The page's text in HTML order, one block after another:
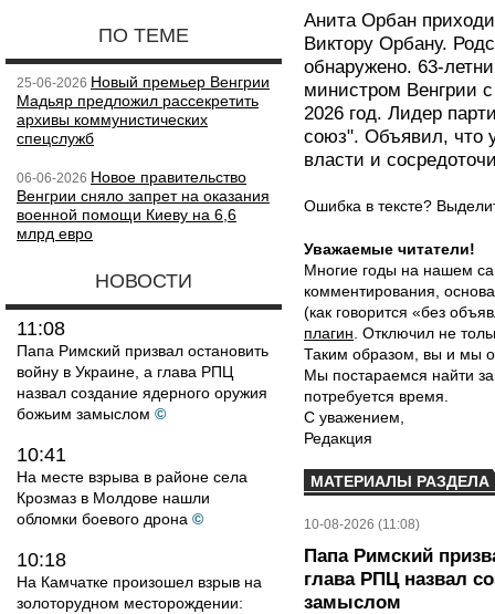
ПО ТЕМЕ
25-06-2026 Новый премьер Венгрии
Мадьяр предложил рассекретить
архивы коммунистических
спецслужб
06-06-2026 Новое правительство
Венгрии сняло запрет на оказания
военной помощи Киеву на 6,6
млрд евро
НОВОСТИ
11:08
Папа Римский призвал остановить
войну в Украине, а глава РПЦ
назвал создание ядерного оружия
божьим замыслом ©
10:41
На месте взрыва в районе села
Крозмаз в Молдове нашли
обломки боевого дрона ©
10:18
На Камчатке произошел взрыв на
золоторудном месторождении:
Анита Орбан
Виктору Орбану.
обнаружено. 63-
министром Венгрии
2026 год. Лидер
союз". Объявил, что
власти и
Ошибка в тексте?
Уважаемые читатели!
Многие годы на нашем
комментирования,
(как говорится «без
плагин . Отключил не
Таким образом, вы и мы
Мы постараемся найти
потребуется время.
С уважением,
Редакция
МАТЕРИАЛЫ РАЗДЕЛА
10-08-2026 (11:08)
Папа Римский
глава РПЦ назвал
замыслом